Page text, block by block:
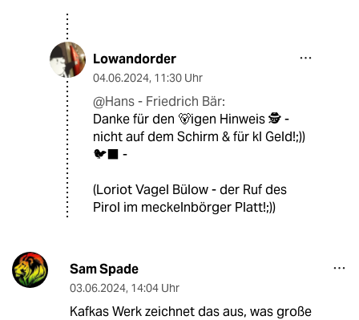
Lowandorder
04.06.2024, 11:30 Uhr
@Hans - Friedrich Bär:
Danke für den 🐻igen Hinweis 🕵️ -
nicht auf dem Schirm & für kl Geld!;))
🐦‍⬛ -
(Loriot Vagel Bülow - der Ruf des
Pirol im meckelnbörger Platt!;))
Sam Spade
03.06.2024, 14:04 Uhr
Kafkas Werk zeichnet das aus, was große